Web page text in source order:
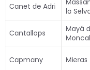
Canet de Adri
la
Cantallops
Mayá
Moncal
Capmany Mieras